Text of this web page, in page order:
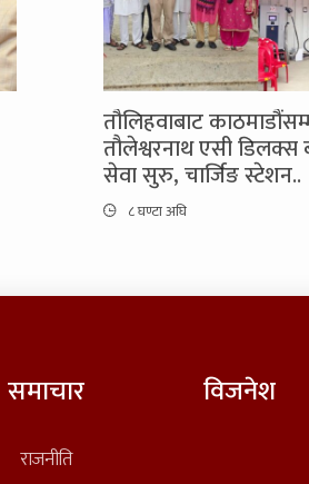
तौलिहवाबाट
तौलेश्वरनाथ एसी
सेवा सुरु, चार्जिङ स्टेशन..
८ घण्टा अघि
समाचार
राजनीति
विजनेश